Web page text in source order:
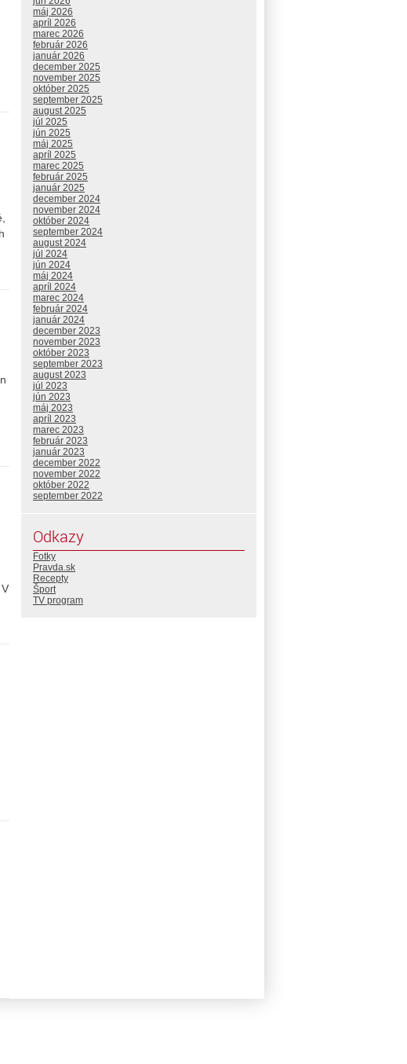
máj 2026
apríl 2026
marec 2026
február 2026
január 2026
december 2025
november 2025
október 2025
september 2025
august 2025
júl 2025
jún 2025
máj 2025
apríl 2025
marec 2025
február 2025
január 2025
december 2024
november 2024
október 2024
september 2024
august 2024
júl 2024
jún 2024
máj 2024
apríl 2024
marec 2024
február 2024
január 2024
december 2023
november 2023
október 2023
september 2023
august 2023
júl 2023
jún 2023
máj 2023
apríl 2023
marec 2023
február 2023
január 2023
december 2022
november 2022
október 2022
september 2022
Odkazy
Fotky
Pravda.sk
Recepty
Šport
TV program